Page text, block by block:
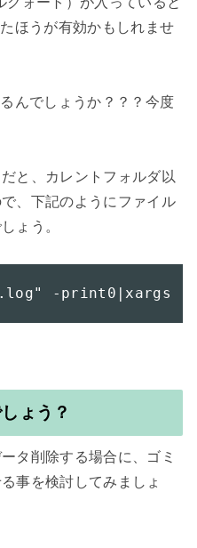
ほうが有効かもしれませ
んでしょうか？？？今度
と、カレントフォルダ以
、下記のようにファイル
ょう。
-print0|xargs -
ょう？
タ削除する場合に、ゴミ
事を検討してみましょ